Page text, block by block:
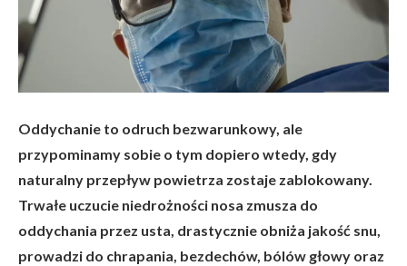
Oddychanie to odruch bezwarunkowy, ale
przypominamy sobie o tym dopiero wtedy, gdy
naturalny przepływ powietrza zostaje zablokowany.
Trwałe uczucie niedrożności nosa zmusza do
oddychania przez usta, drastycznie obniża jakość snu,
prowadzi do chrapania, bezdechów, bólów głowy oraz